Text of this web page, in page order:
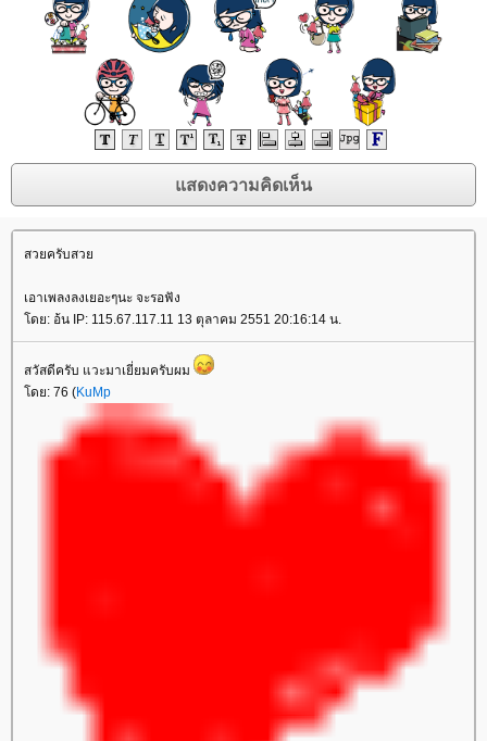
สวยครับสว
เอาเพลงลงเยอะๆนะ จะรอฟัง
ดย: อ้น IP: 115.67.117.11 13 ตุลาคม 2551 20:16:14 น.
สวัสดีครับ แวะมาเยี่ยมครับผม
ดย: 76 (KuMp